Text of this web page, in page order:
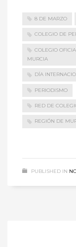
8 DE MARZO
COLEGIO DE
COLEGIO
MURCIA
DÍA
PERIODISMO
RED DE
REGIÓN DE
PUBLISHED IN